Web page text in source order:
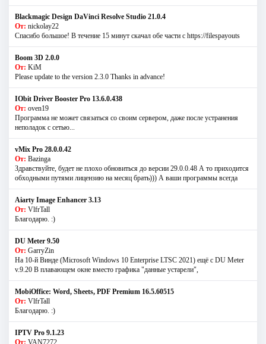
Blackmagic Design DaVinci Resolve Studio 21.0.4
От: nickolay22
Спасибо большое! В течение 15 минут скачал обе части с https://filespayouts
Boom 3D 2.0.0
От: KiM
Please update to the version 2.3.0 Thanks in advance!
IObit Driver Booster Pro 13.6.0.438
От: oven19
Программа не может связаться со своим сервером, даже после устранения
неполадок с сетью...
vMix Pro 28.0.0.42
От: Bazinga
Здравствуйте, будет не плохо обновиться до версии 29.0.0.48 А то приходится
обходными путями лицензию на месяц брать))) А ваши программы всегда
Aiarty Image Enhancer 3.13
От: VlfrTall
Благодарю. :)
DU Meter 9.50
От: GarryZin
На 10-й Винде (Microsoft Windows 10 Enterprise LTSC 2021) ещё с DU Meter
v.9.20 В плавающем окне вместо графика "данные устарели",
MobiOffice: Word, Sheets, PDF Premium 16.5.60515
От: VlfrTall
Благодарю. :)
IPTV Pro 9.1.23